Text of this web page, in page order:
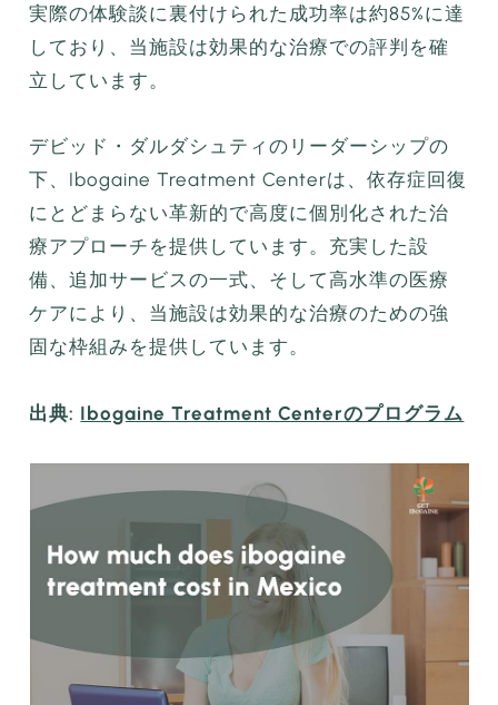
実際の体験談に裏付けられた成功率は約85%に達
しており、当施設は効果的な治療での評判を確
立しています。
デビッド・ダルダシュティのリーダーシップの
下、Ibogaine Treatment Centerは、依存症回復
にとどまらない革新的で高度に個別化された治
療アプローチを提供しています。充実した設
備、追加サービスの一式、そして高水準の医療
ケアにより、当施設は効果的な治療のための強
固な枠組みを提供しています。
出典: Ibogaine Treatment Centerのプログラム